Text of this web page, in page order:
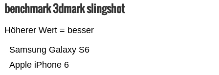
benchmark 3dmark slingshot
Höherer Wert = besser
Apple iPhone 6
Samsung Galaxy S6